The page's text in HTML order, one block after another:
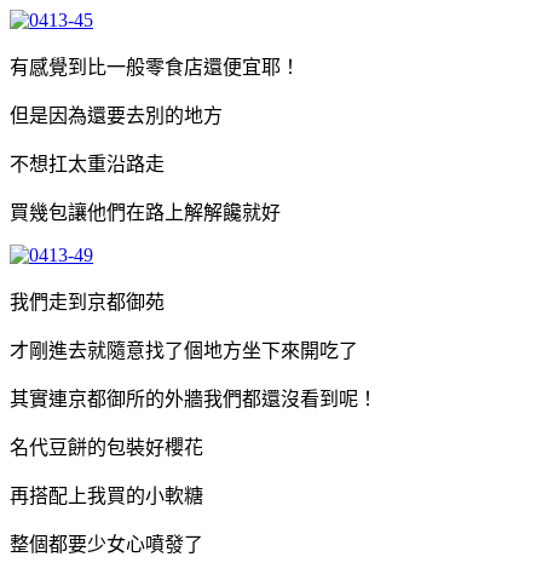
有感覺到比一般零食店還便宜耶！
但是因為還要去別的地方
不想扛太重沿路走
買幾包讓他們在路上解解饞就好
我們走到京都御苑
才剛進去就隨意找了個地方坐下來開吃了
其實連京都御所的外牆我們都還沒看到呢！
名代豆餅的包裝好櫻花
再搭配上我買的小軟糖
整個都要少女心噴發了